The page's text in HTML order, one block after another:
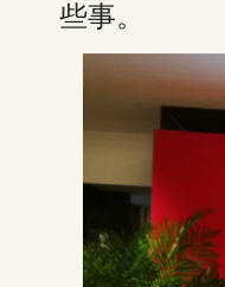
些事。